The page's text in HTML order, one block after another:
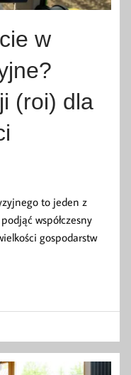
w
(roi) dla
to jeden z
współczesny
gospodarstw